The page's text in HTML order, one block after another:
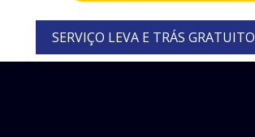
SERVIÇO LEVA E TRÁS GRATUITO